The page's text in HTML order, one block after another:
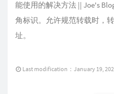
能使用的解决方法 || Joe's
角标识。允许规范转载时，
址。
Last modification：January 19,